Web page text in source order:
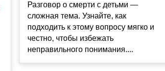
Разговор о смерти с детьми —
сложная тема. Узнайте, как
подходить к этому вопросу мягко и
честно, чтобы избежать
неправильного понимания....